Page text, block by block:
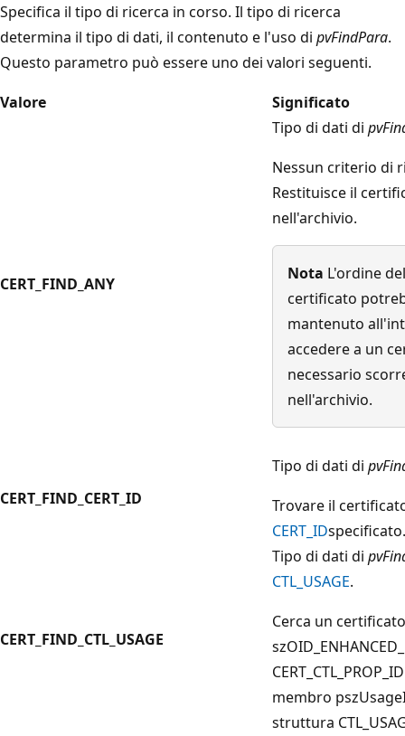
Specifica il tipo di ricerca in corso. Il tipo di ricerca
determina il tipo di dati, il contenuto e l'uso di pvFindPara.
Questo parametro può essere uno dei valori seguenti.
Valore
Significato
CERT_FIND_ANY
Tipo di dati di
Nessun criterio di
Restituisce il
nell'archivio.
Nota L'ordine
certificato
mantenuto
accedere a un
necessario
nell'archivio.
CERT_FIND_CERT_ID
Tipo di dati di
Trovare il
CERT_IDspecificato.
CERT_FIND_CTL_USAGE
Tipo di dati di
CTL_USAGE.
Cerca un
membro
struttura